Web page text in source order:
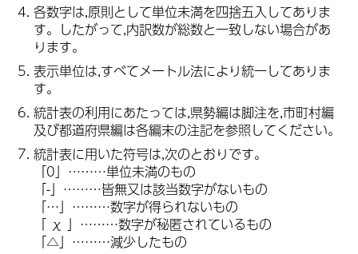
各数字は,原則として単位未満を四捨五入してありま
す。したがって,内訳数が総数と一致しない場合があ
ります。
表示単位は,すべてメートル法により統一してありま
す。
統計表の利用にあたっては,県勢編は脚注を,市町村編
及び都道府県編は各編末の注記を参照してください。
統計表に用いた符号は,次のとおりです。
「0」………単位未満のもの
「-」………皆無又は該当数字がないもの
「…」………数字が得られないもの
「 χ 」………数字が秘匿されているもの
「△」………減少したもの